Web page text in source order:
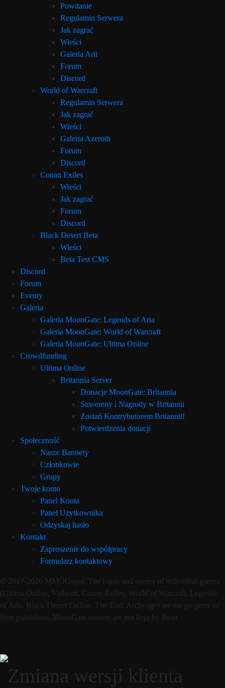
Powitanie
Regulamin Serwera
Jak zagrać
Wieści
Galeria Arii
Forum
Discord
World of Warcraft
Regulamin Serwera
Jak zagrać
Wieści
Galeria Azeroth
Forum
Discord
Conan Exiles
Wieści
Jak zagrać
Forum
Discord
Black Desert Beta
Wieści
Beta Test CMS
Discord
Forum
Eventy
Galeria
Galeria MoonGate: Legends of Aria
Galeria MoonGate: World of Warcraft
Galeria MoonGate: Ultima Online
Crowdfunding
Ultima Online
Britannia Server
Donacje MoonGate: Britannia
Suwereny i Nagrody w Britannii
Zostań Kontrybutorem Britannii!
Potwierdzenia donacji
Społeczność
Nasze Bannery
Członkowie
Grupy
Twoje konto
Panel Konta
Panel Użytkownika
Odzyskaj hasło
Kontakt
Zaproszenie do współpracy
Formularz kontaktowy
© 2017-2026 MMOGspot. The logos and names of individual games
(Ultima Online, Valheim, Conan Exiles, World of Warcraft, Legends
of Aria, Black Desert Online, The End, Archeage) are the property of
their publishers. MoonGate servers are not kept by them.
Zmiana wersji klienta